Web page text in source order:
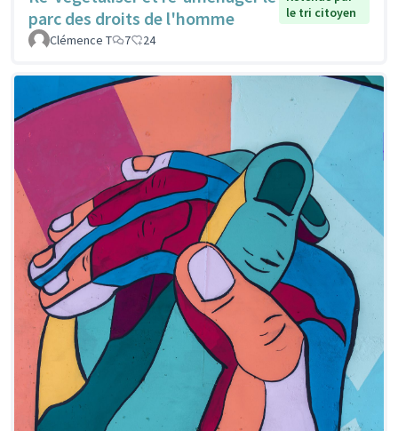
parc des droits de l'homme
le tri citoyen
Clémence T
7 24